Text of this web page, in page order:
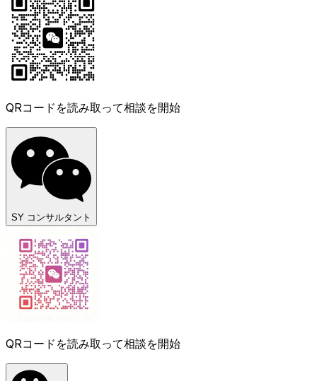
QRコードを読み取って相談を開始
SY コンサルタント
QRコードを読み取って相談を開始